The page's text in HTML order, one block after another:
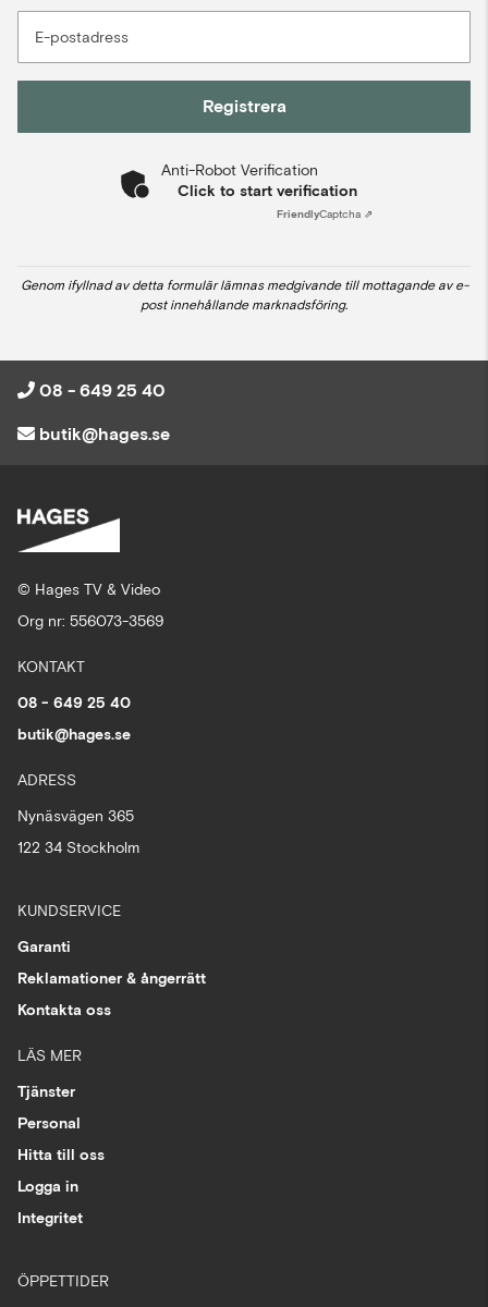
E-postadress
Registrera
Anti-Robot Verification
Click to start verification
FriendlyCaptcha ⇗
Genom ifyllnad av detta formulär lämnas medgivande till mottagande av e-
post innehållande marknadsföring.
08 - 649 25 40
butik@hages.se
© Hages TV & Video
Org nr: 556073-3569
KONTAKT
08 - 649 25 40
butik@hages.se
ADRESS
Nynäsvägen 365
122 34 Stockholm
KUNDSERVICE
Garanti
Reklamationer & ångerrätt
Kontakta oss
LÄS MER
Tjänster
Personal
Hitta till oss
Logga in
Integritet
ÖPPETTIDER